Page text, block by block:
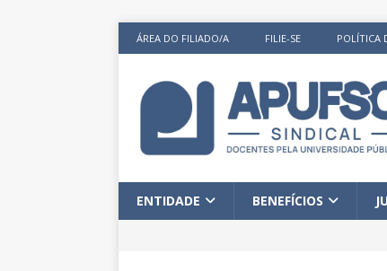
ÁREA DO FILIADO/A FILIE-SE POLÍTICA
ENTIDADE BENEFÍCIOS